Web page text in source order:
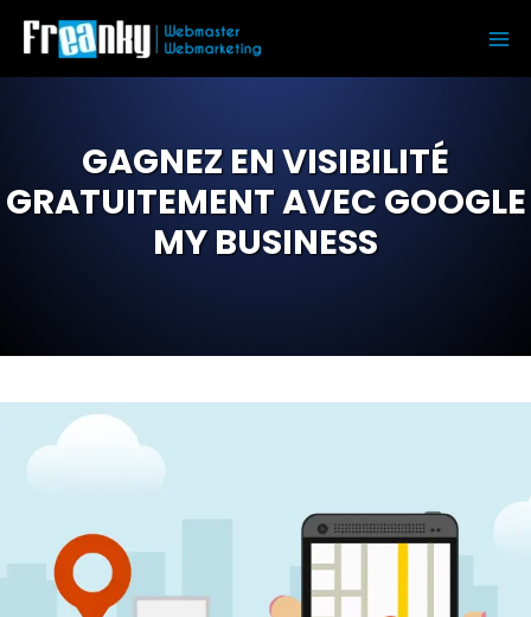
GAGNEZ EN VISIBILITÉ
GRATUITEMENT AVEC GOOGLE
MY BUSINESS